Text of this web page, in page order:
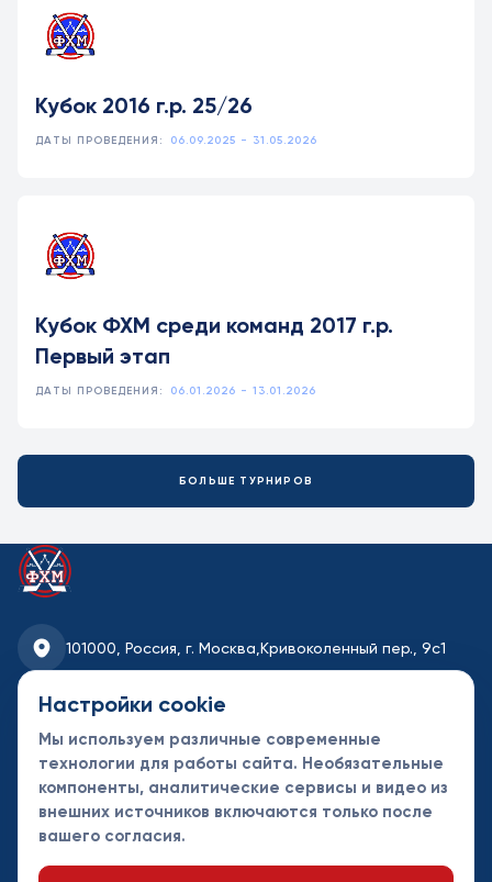
Кубок 2016 г.р. 25/26
ДАТЫ ПРОВЕДЕНИЯ: 06.09.2025 - 31.05.2026
Кубок ФХМ среди команд 2017 г.р.
Первый этап
ДАТЫ ПРОВЕДЕНИЯ: 06.01.2026 - 13.01.2026
БОЛЬШЕ ТУРНИРОВ
101000, Россия, г. Москва, Кривоколенный пер., 9с1
fhmoscow@mail.ru
8-495-621-35-95
Новости
Турниры
Контакты
партнеры
Настройки cookie
Мы используем различные современные
технологии для работы сайта. Необязательные
компоненты, аналитические сервисы и видео из
внешних источников включаются только после
вашего согласия.